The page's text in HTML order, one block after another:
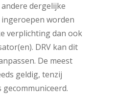
dergelijke
worden
verplichting dan ook
DRV kan dit
De meest
geldig, tenzij